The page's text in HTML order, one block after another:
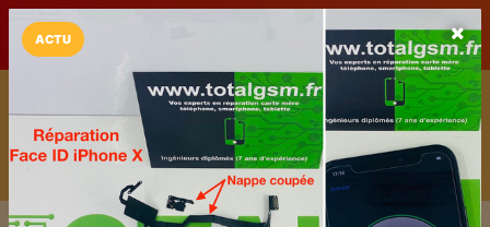
LaCarte Play Store
Installez l'App LaCarte
Téléchargez gratuitement l'app LaCarte pour suivre vos
commerces favoris et ne rien rater !
Télécharger Plus tard
ACTU